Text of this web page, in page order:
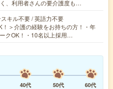
、利用者さんの要介護度も…
キル不要 / 英語力不要
！＞介護の経験をお持ちの方！・年
クOK！・10名以上採用…
40代 50代
60代